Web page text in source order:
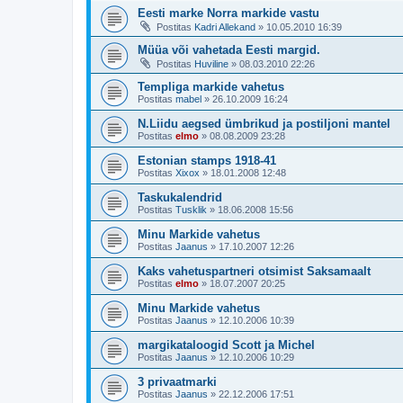
Eesti marke Norra markide vastu
Postitas Kadri Allekand » 10.05.2010 16:39
Müüa või vahetada Eesti margid.
Postitas Huviline » 08.03.2010 22:26
Templiga markide vahetus
Postitas mabel » 26.10.2009 16:24
N.Liidu aegsed ümbrikud ja postiljoni mantel
Postitas elmo » 08.08.2009 23:28
Estonian stamps 1918-41
Postitas Xixox » 18.01.2008 12:48
Taskukalendrid
Postitas Tusklik » 18.06.2008 15:56
Minu Markide vahetus
Postitas Jaanus » 17.10.2007 12:26
Kaks vahetuspartneri otsimist Saksamaalt
Postitas elmo » 18.07.2007 20:25
Minu Markide vahetus
Postitas Jaanus » 12.10.2006 10:39
margikataloogid Scott ja Michel
Postitas Jaanus » 12.10.2006 10:29
3 privaatmarki
Postitas Jaanus » 22.12.2006 17:51